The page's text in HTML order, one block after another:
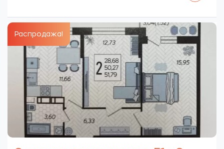
Распродажа!